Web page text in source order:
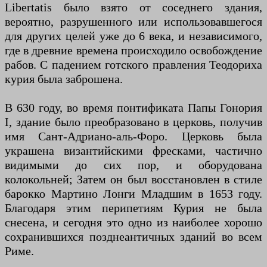
Libertatis было взято от соседнего здания,
вероятно, разрушенного или использовавшегося
для других целей уже до 6 века, и независимого,
где в древние времена происходило освобождение
рабов. С падением готского правления Теодориха
курия была заброшена.
В 630 году, во время понтификата Папы Гонория
I, здание было преобразовано в церковь, получив
имя Сант-Адриано-аль-Форо. Церковь была
украшена византийскими фресками, частично
видимыми до сих пор, и оборудована
колокольней; Затем он был восстановлен в стиле
барокко Мартино Лонги Младшим в 1653 году.
Благодаря этим перипетиям Курия не была
снесена, и сегодня это одно из наиболее хорошо
сохранившихся позднеантичных зданий во всем
Риме.